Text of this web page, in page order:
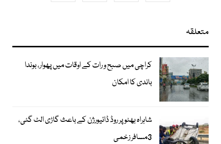
متعلقہ
کراچی میں صبح و رات کے اوقات میں پھوار، بوندا
باندی کا امکان
شاہراہ بھٹو پر روڈ ڈائیورژن کے باعث گاڑی الٹ گئی،
3مسافر زخمی